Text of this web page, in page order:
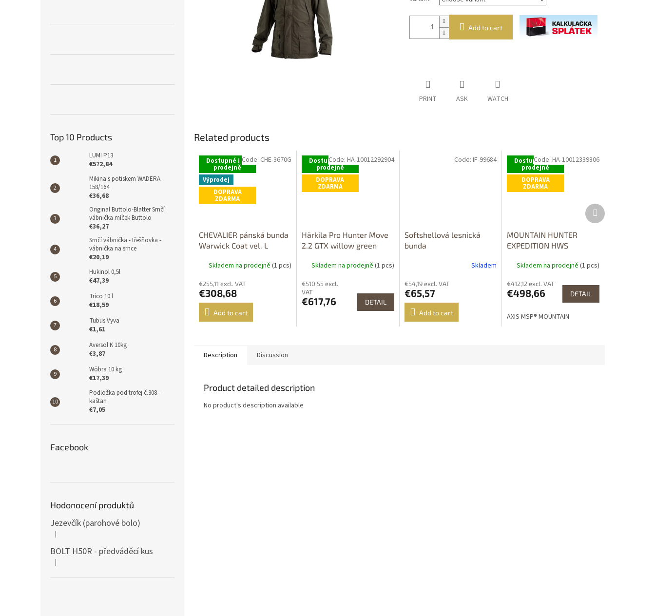
Top 10 Products
LUMI P13
€572,84
Mikina s potiskem WADERA
158/164
€36,68
Original Buttolo-Blatter Srnčí
vábnička míček Buttolo
€36,27
Srnčí vábnička - třešňovka -
vábnička na srnce
€20,19
Hukinol 0,5l
€47,39
Trico 10 l
€18,59
Tubus Vyva
€1,61
Aversol K 10kg
€3,87
Wöbra 10 kg
€17,39
Podložka pod trofej č.308 -
kaštan
€7,05
Facebook
Hodonocení produktů
Jezevčík (parohové bolo)
The product rating is 5 out of 5 stars.
|
BOLT H50R - předváděcí kus
The product rating is 5 out of 5 stars.
|
Add to cart
PRINT ASK WATCH
Related products
Dostupné i na
prodejně
Výprodej
DOPRAVA
ZDARMA
CHEVALIER pánská bunda
Warwick Coat vel. L
Skladem na prodejně (1 pcs)
€255,11 excl. VAT
€308,68
Add to cart
Code: CHE-3670G Dostupné i na
prodejně
DOPRAVA
ZDARMA
Härkila Pro Hunter Move
2.2 GTX willow green
Skladem na prodejně (1 pcs)
€510,55 excl.
VAT
€617,76 DETAIL
Code: HA-10012292904
Softshellová lesnická
bunda
Skladem
€54,19 excl. VAT
€65,57
Add to cart
Code:IF-99684 Dostupné i na
prodejně
DOPRAVA
ZDARMA
MOUNTAIN HUNTER
EXPEDITION HWS
Skladem na prodejně (1 pcs)
€412,12 excl. VAT
€498,66 DETAIL
AXIS MSP® MOUNTAIN
Code: HA-10012339806
Next
product
Description Discussion
Product detailed description
No product's description available